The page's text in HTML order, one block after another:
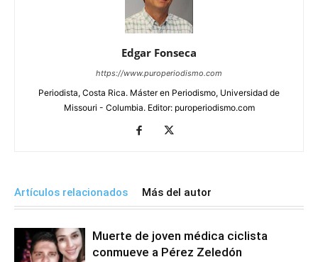
Edgar Fonseca
https://www.puroperiodismo.com
Periodista, Costa Rica. Máster en Periodismo, Universidad de
Missouri - Columbia. Editor: puroperiodismo.com
Artículos relacionados Más del autor
Muerte de joven médica ciclista
conmueve a Pérez Zeledón